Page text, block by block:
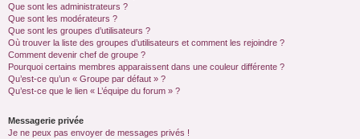
Que sont les administrateurs ?
Que sont les modérateurs ?
Que sont les groupes d’utilisateurs ?
Où trouver la liste des groupes d’utilisateurs et comment les rejoindre ?
Comment devenir chef de groupe ?
Pourquoi certains membres apparaissent dans une couleur différente ?
Qu’est-ce qu’un « Groupe par défaut » ?
Qu’est-ce que le lien « L’équipe du forum » ?
Messagerie privée
Je ne peux pas envoyer de messages privés !